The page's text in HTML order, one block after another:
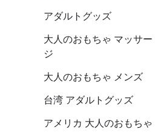
アダルトグッズ
大人のおもちゃ マッサー
ジ
大人のおもちゃ メンズ
台湾 アダルトグッズ
アメリカ 大人のおもちゃ